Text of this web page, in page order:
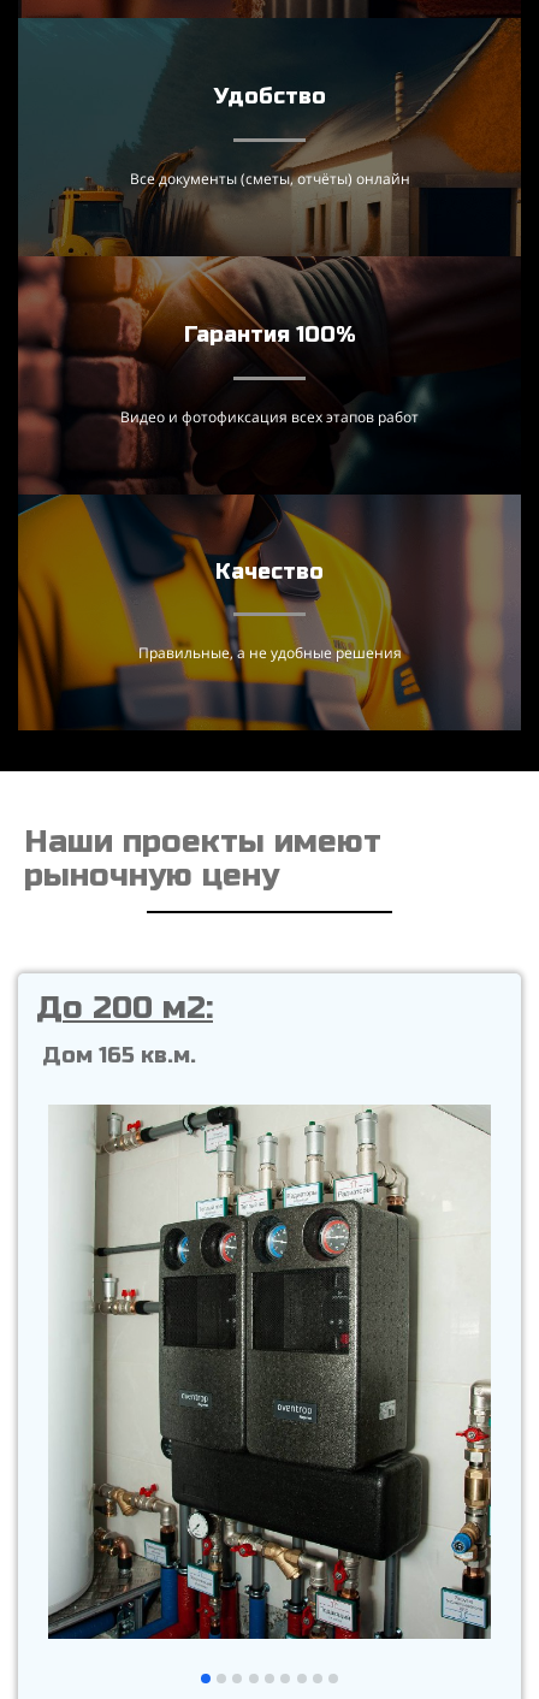
Удобство
Все документы (сметы, отчёты) онлайн
Гарантия 100%
Видео и фотофиксация всех этапов работ
Качество
Правильные, а не удобные решения
Наши проекты имеют
рыночную цену
До 200 м2:
Дом 165 кв.м.